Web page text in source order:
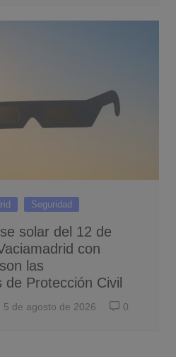
Seguridad
solar del 12 de
con
las
Protección Civil
5 de agosto de 2026 0